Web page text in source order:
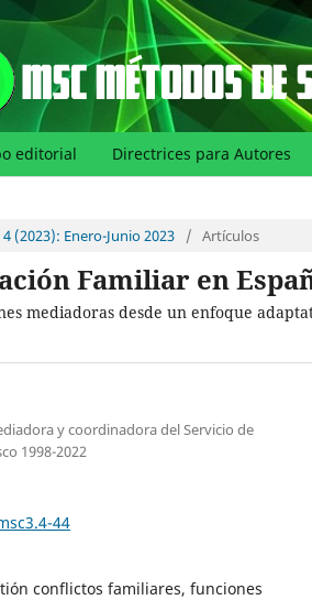
editorial Directrices para Autores
(2023): Enero-Junio 2023 / Artículos
Familiar en
mediadoras desde un enfoque
y coordinadora del Servicio de
1998-2022
44
conflictos familiares, funciones